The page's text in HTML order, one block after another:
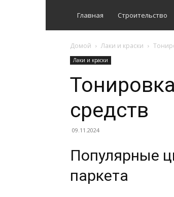
Главная Строительство
Домой Лаки и краски
Лаки и краски
средств
09.11.2024
Популярные
паркета